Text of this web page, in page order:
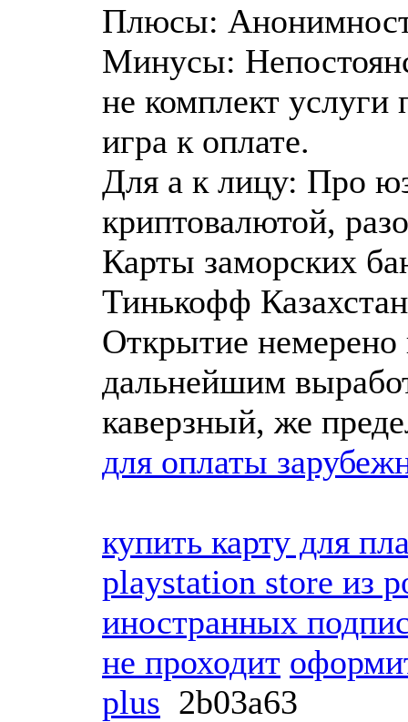
Плюсы:
Минусы:
не комплект услуги
игра к оплате.
Для а к лицу: Про
криптовалютой,
Карты заморских
Тинькофф
Открытие немерено
дальнейшим
каверзный, же
для оплаты
купить карту для
playstation store из
иностранных
не проходит
plus 2b03a63